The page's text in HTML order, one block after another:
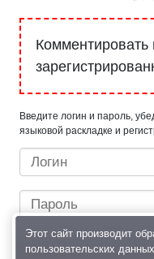
Комментировать
Введите логин и пароль,
языковой раскладке и
Этот сайт производит
пользовательских